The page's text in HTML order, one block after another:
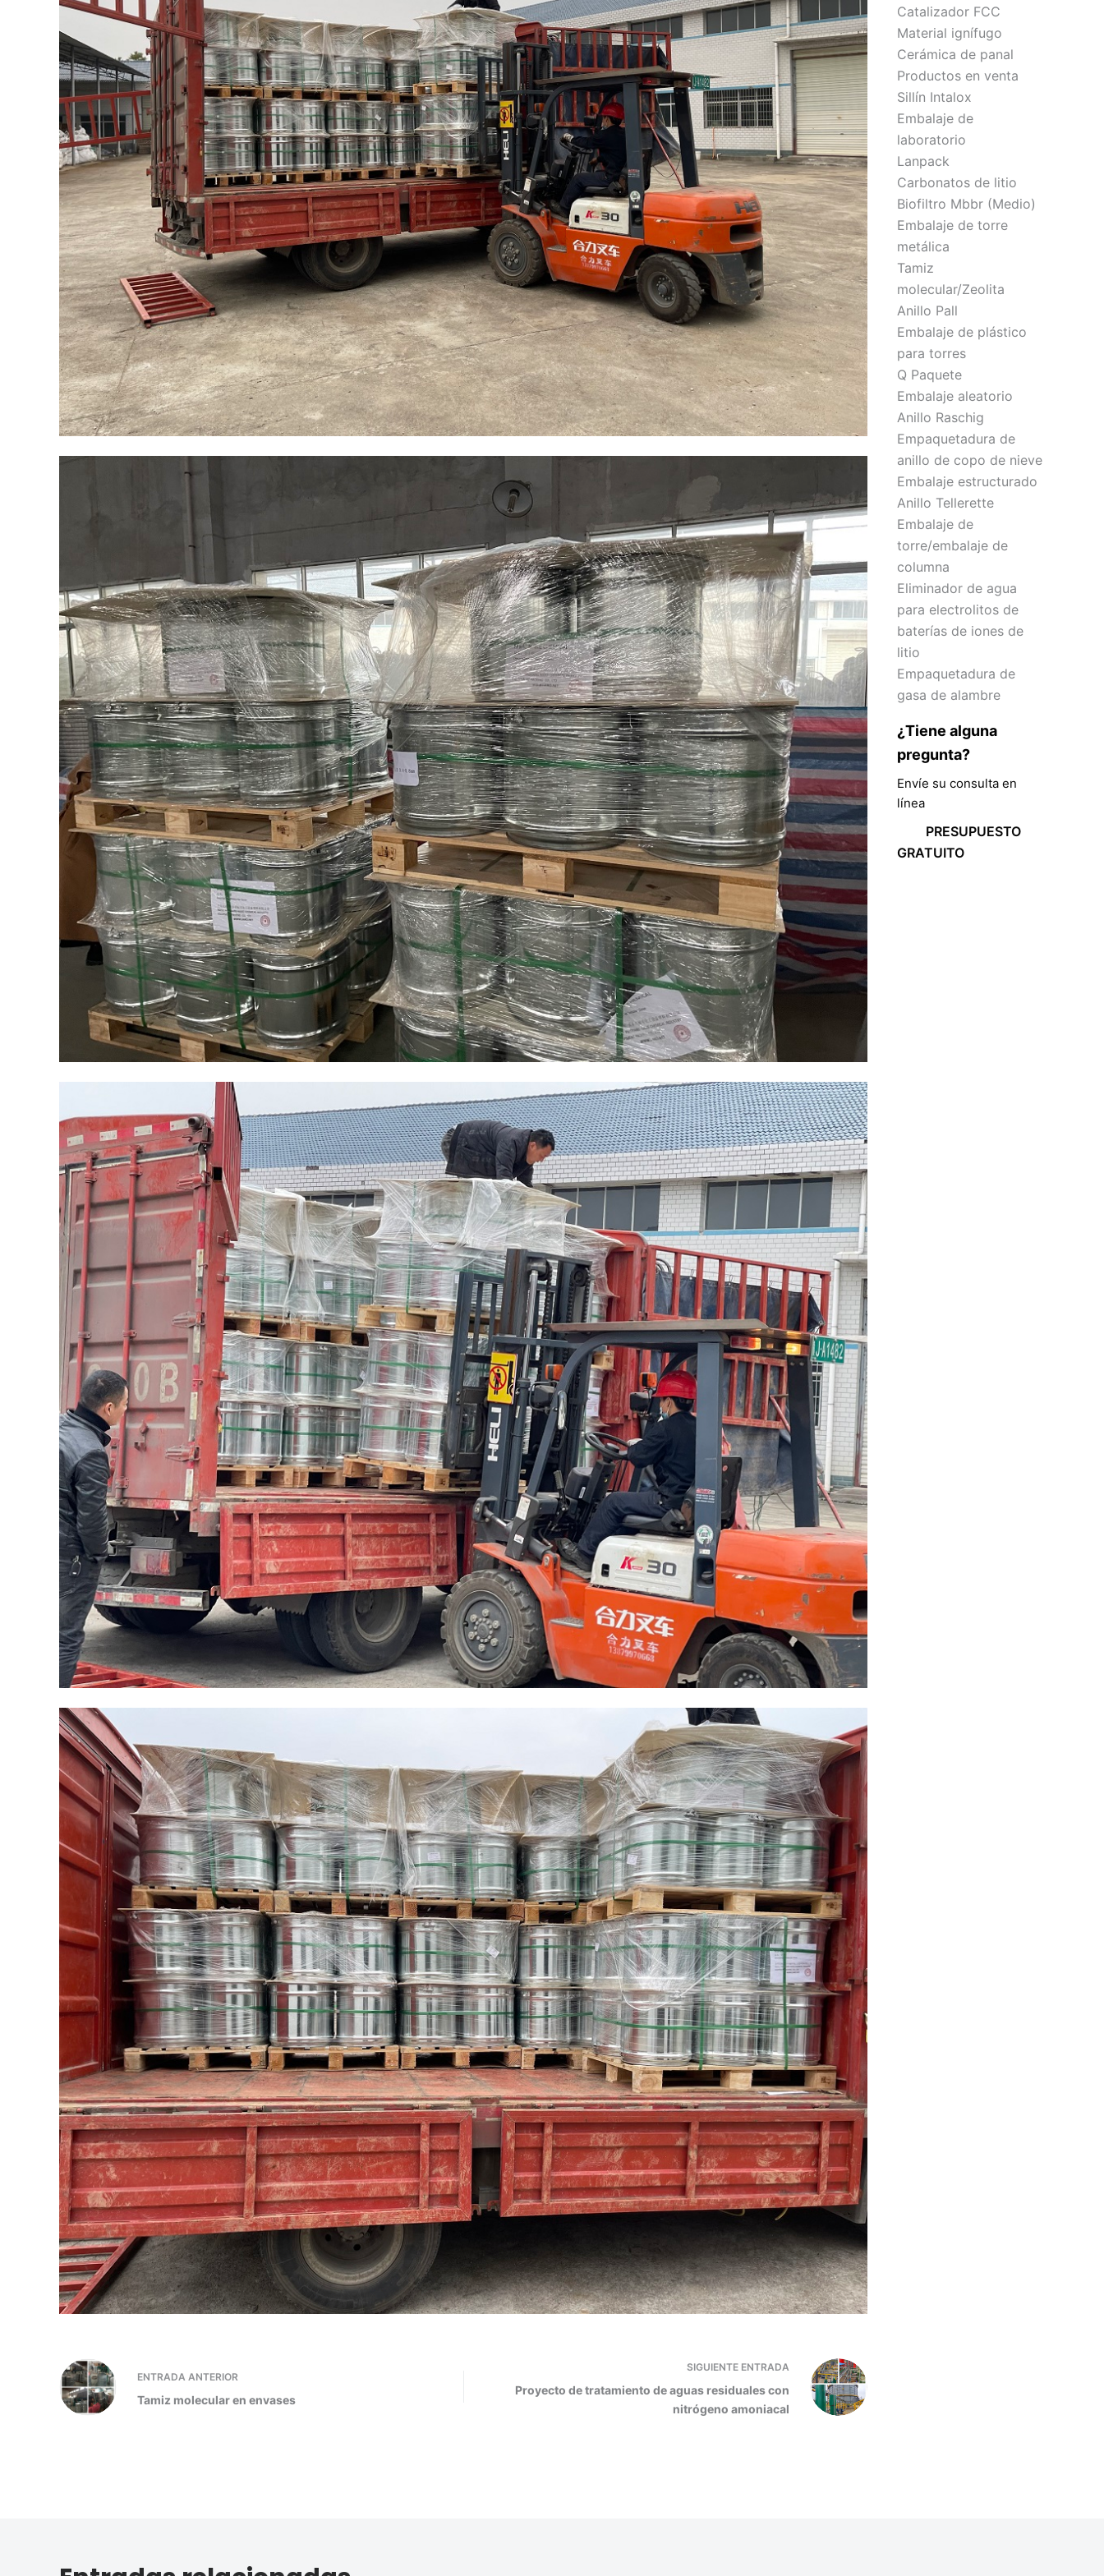
ENTRADA ANTERIOR
Tamiz molecular en envases
SIGUIENTE ENTRADA
Proyecto de tratamiento de aguas residuales con
nitrógeno amoniacal
Catalizador FCC
Material ignífugo
Cerámica de panal
Productos en venta
Sillín Intalox
Embalaje de
laboratorio
Lanpack
Carbonatos de litio
Biofiltro Mbbr (Medio)
Embalaje de torre
metálica
Tamiz
molecular/Zeolita
Anillo Pall
Embalaje de plástico
para torres
Q Paquete
Embalaje aleatorio
Anillo Raschig
Empaquetadura de
anillo de copo de nieve
Embalaje estructurado
Anillo Tellerette
Embalaje de
torre/embalaje de
columna
Eliminador de agua
para electrolitos de
baterías de iones de
litio
Empaquetadura de
gasa de alambre
¿Tiene alguna
pregunta?
Envíe su consulta en
línea
PRESUPUESTO
GRATUITO